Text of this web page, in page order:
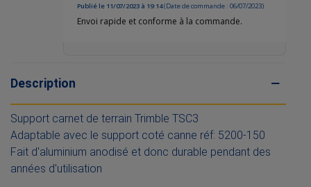
Description
Support carnet de terrain Trimble TSC3
Adaptable avec le support coté canne réf: 5200-150
Fait d'aluminium anodisé et donc durable pendant des
années d'utilisation
Publié le 11/07/2023 à 19:14(Date de commande : 06/07/2023)
Envoi rapide et conforme à la commande.